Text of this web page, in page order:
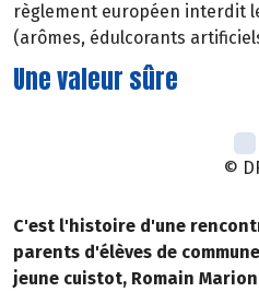
règlement européen interdit
(arômes, édulcorants
Une valeur sûre
©
C'est l'histoire d'une
parents d'élèves de
jeune cuistot, Romain